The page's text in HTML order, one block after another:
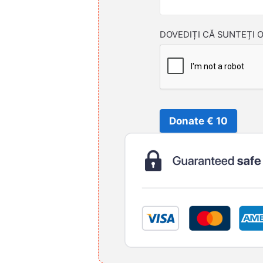
DOVEDIȚI CĂ SUNTEȚI
Donate € 10